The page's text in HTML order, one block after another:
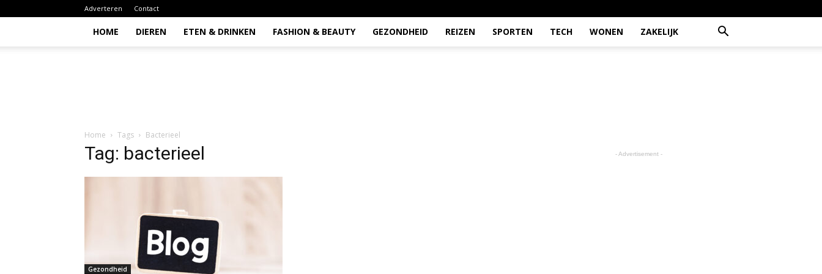
Adverteren Contact
HOME DIEREN ETEN & DRINKEN FASHION & BEAUTY GEZONDHEID REIZEN SPORTEN TECH WONEN ZAKELIJK
Home Tags Bacterieel
Tag: bacterieel
Gezondheid
- Advertisement -